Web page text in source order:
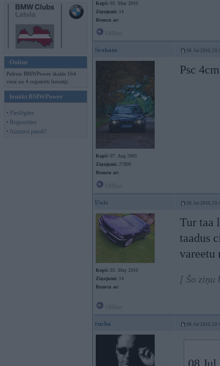
Online
Pašreiz BMWPower skatās 164
viesi un 4 reģistrēti lietotāji.
Ienākt BMWPower
• Pieslēgties
• Reģistrēties
• Aizmirsi paroli?
Kopš: 03. May 2010
Ziņojumi: 14
Braucu ar:
Srakans 08. Jul 2010,
Kopš: 07. Aug 2005
Ziņojumi: 27800
Braucu ar:
Psc
Uwis 08. Jul 2010,
Kopš: 03. May 2010
Ziņojumi: 14
Braucu ar:
Tur taa
taadus
vareetu
[ Šo ziņu
rucha 08. Jul 2010,